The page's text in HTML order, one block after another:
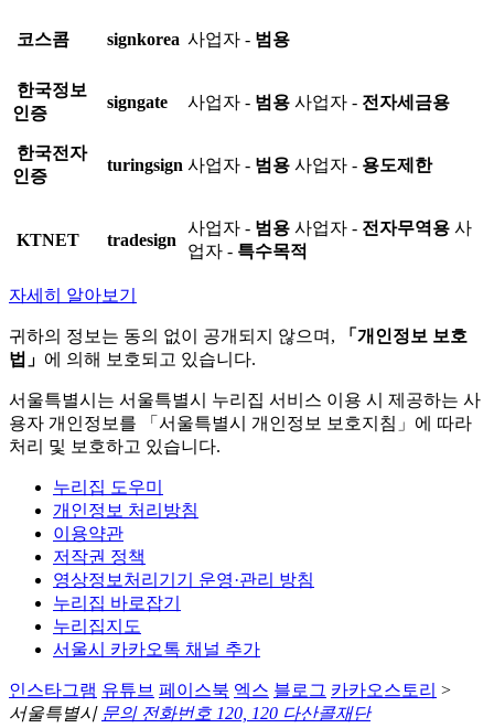
코스콤 signkorea 사업자 - 범용
한국정보
인증
signgate 사업자 - 범용 사업자 - 전자세금용
한국전자
인증
turingsign 사업자 - 범용 사업자 - 용도제한
KTNET tradesign
사업자 - 범용 사업자 - 전자무역용 사
업자 - 특수목적
자세히 알아보기
귀하의 정보는 동의 없이 공개되지 않으며,
「개인정보 보호
법」 에 의해 보호되고 있습니다.
서울특별시는 서울특별시 누리집 서비스 이용 시 제공하는 사
용자 개인정보를 「서울특별시 개인정보 보호지침」에 따라
처리 및 보호하고 있습니다.
누리집 도우미
개인정보 처리방침
이용약관
저작권 정책
영상정보처리기기 운영·관리 방침
누리집 바로잡기
누리집지도
서울시 카카오톡 채널 추가
인스타그램 유튜브 페이스북 엑스 블로그 카카오스토리 >
서울특별시 문의 전화번호 120, 120 다산콜재단